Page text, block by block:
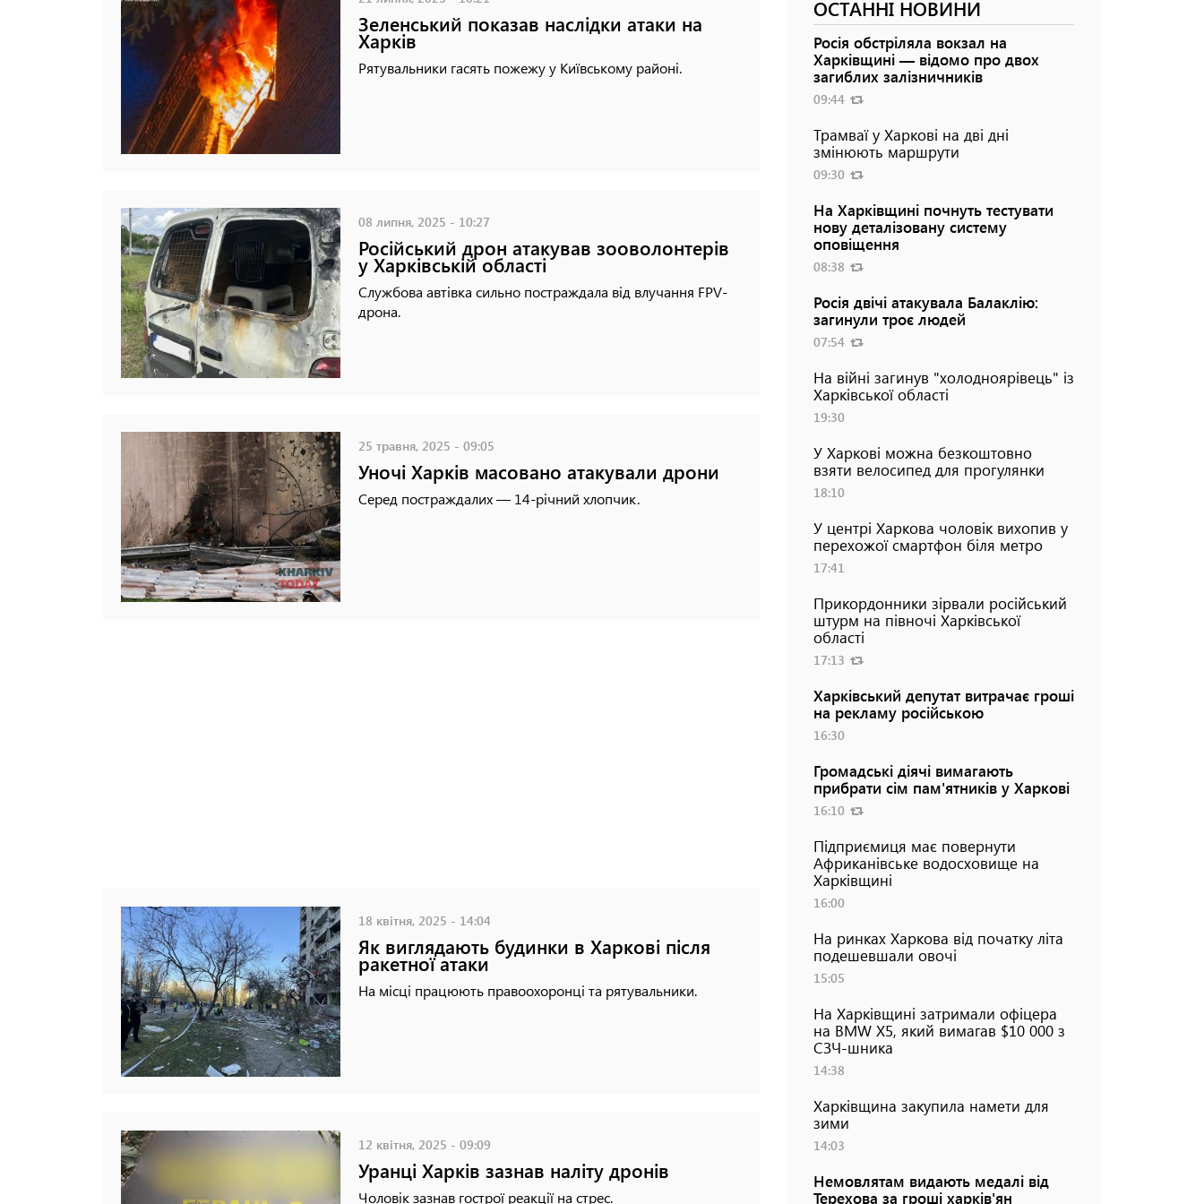
Зеленський показав наслідки атаки на
Харків
Рятувальники гасять пожежу у Київському районі.
08 липня, 2025 - 10:27
Російський дрон атакував зооволонтерів
у Харківській області
Службова автівка сильно постраждала від влучання FPV-
дрона.
25 травня, 2025 - 09:05
Уночі Харків масовано атакували дрони
Серед постраждалих — 14-річний хлопчик.
18 квітня, 2025 - 14:04
Як виглядають будинки в Харкові після
ракетної атаки
На місці працюють правоохоронці та рятувальники.
12 квітня, 2025 - 09:09
Уранці Харків зазнав наліту дронів
Чоловік зазнав гострої реакції на стрес.
ОСТАННІ НОВИНИ
Росія обстріляла вокзал на
Харківщині — відомо про двох
загиблих залізничників
09:44
Трамваї у Харкові на дві дні
змінюють маршрути
09:30
На Харківщині почнуть тестувати
нову деталізовану систему
оповіщення
08:38
Росія двічі атакувала Балаклію:
загинули троє людей
07:54
На війні загинув "холодноярівець" із
Харківської області
19:30
У Харкові можна безкоштовно
взяти велосипед для прогулянки
18:10
У центрі Харкова чоловік вихопив у
перехожої смартфон біля метро
17:41
Прикордонники зірвали російський
штурм на півночі Харківської
області
17:13
Харківський депутат витрачає гроші
на рекламу російською
16:30
Громадські діячі вимагають
прибрати сім пам'ятників у Харкові
16:10
Підприємиця має повернути
Африканівське водосховище на
Харківщині
16:00
На ринках Харкова від початку літа
подешевшали овочі
15:05
На Харківщині затримали офіцера
на BMW Х5, який вимагав $10 000 з
СЗЧ-шника
14:38
Харківщина закупила намети для
зими
14:03
Немовлятам видають медалі від
Терехова за гроші харків'ян